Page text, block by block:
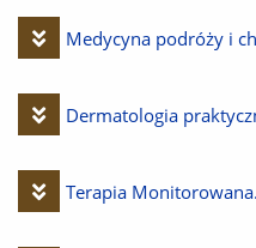
Pobierz
Medycyna podróży i
Pobierz
Dermatologia
Pobierz
Terapia